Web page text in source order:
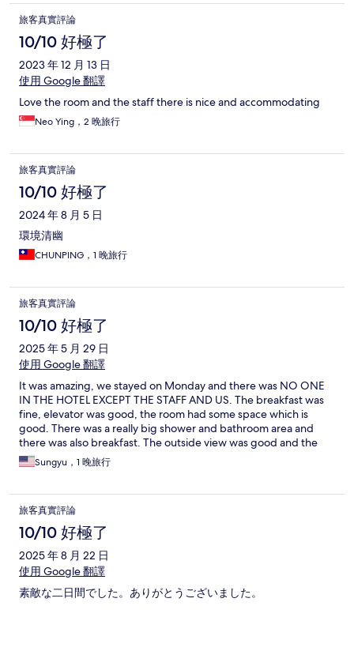
旅客真實評論
10/10 好極了
2023 年 12 月 13 日
使用 Google 翻譯
Love the room and the staff there is nice and accommodating
Neo Ying，2 晚旅行
旅客真實評論
10/10 好極了
2024 年 8 月 5 日
環境清幽
CHUNPING，1 晚旅行
旅客真實評論
10/10 好極了
2025 年 5 月 29 日
使用 Google 翻譯
It was amazing, we stayed on Monday and there was NO ONE
IN THE HOTEL EXCEPT THE STAFF AND US. The breakfast was
fine, elevator was good, the room had some space which is
good. There was a really big shower and bathroom area and
there was also breakfast. The outside view was good and the
hotel was mostly awesome.
Sungyu，1 晚旅行
旅客真實評論
10/10 好極了
2025 年 8 月 22 日
使用 Google 翻譯
素敵な二日間でした。ありがとうございました。